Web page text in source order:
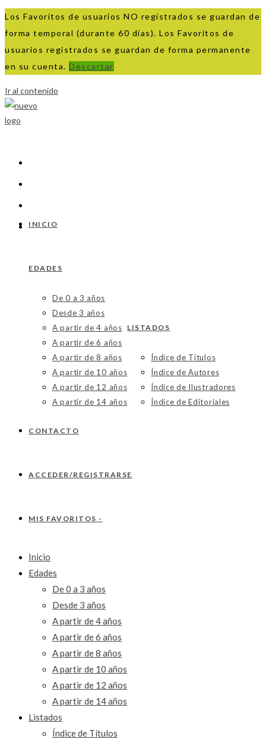
Los Favoritos de usuarios NO registrados se guardan de
forma temporal (durante 60 días). Los Favoritos de
usuarios registrados se guardan de forma permanente
en su cuenta. Descartar
Ir al contenido
INICIO
EDADES
De 0 a 3 años
Desde 3 años
A partir de 4 años
A partir de 6 años
A partir de 8 años
A partir de 10 años
A partir de 12 años
A partir de 14 años
LISTADOS
Índice de Títulos
Índice de Autores
Índice de Ilustradores
Índice de Editoriales
CONTACTO
ACCEDER/REGISTRARSE
MIS FAVORITOS -
Inicio
Edades
De 0 a 3 años
Desde 3 años
A partir de 4 años
A partir de 6 años
A partir de 8 años
A partir de 10 años
A partir de 12 años
A partir de 14 años
Listados
Índice de Títulos